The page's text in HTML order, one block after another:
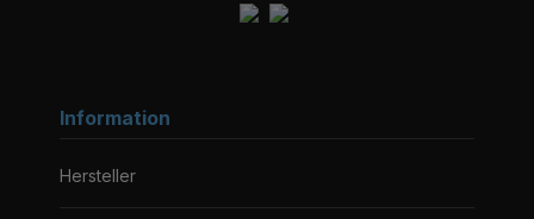
Information
Hersteller